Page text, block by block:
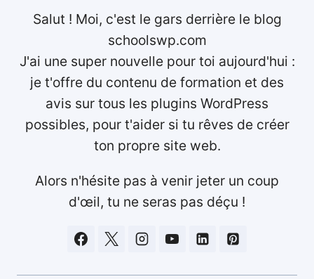
Salut ! Moi, c'est le gars derrière le blog
schoolswp.com
J'ai une super nouvelle pour toi aujourd'hui :
je t'offre du contenu de formation et des
avis sur tous les plugins WordPress
possibles, pour t'aider si tu rêves de créer
ton propre site web.
Alors n'hésite pas à venir jeter un coup
d'œil, tu ne seras pas déçu !